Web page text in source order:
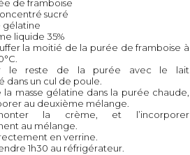
de framboise
sucré
gélatine
liquide 35%
la moitié de la purée de framboise à
le reste de la purée avec le lait
dans un cul de poule.
la masse gélatine dans la purée chaude,
au deuxième mélange.
la crème, et l’incorporer
au mélange.
en verrine.
1h30 au réfrigérateur.